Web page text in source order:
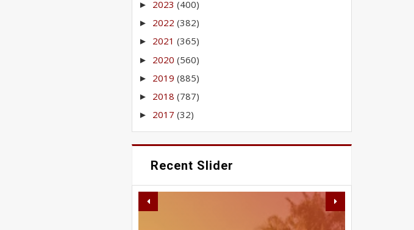
► 2023(400)
► 2022(382)
► 2021(365)
► 2020(560)
► 2019(885)
► 2018(787)
► 2017(32)
Recent Slider